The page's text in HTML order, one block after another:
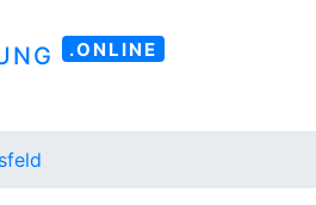
.ONLINE